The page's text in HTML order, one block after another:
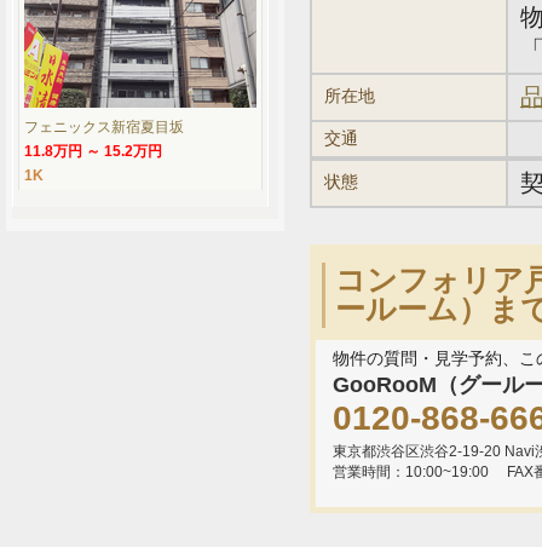
所在地
交通
状態
コンフォリア
ールーム）ま
物件の質問・見学予約、
GooRooM（グール
0120-868-
東京都渋谷区渋谷2-19-20 Navi
営業時間：10:00~19:00
FAX
フェニックス新宿夏目坂
11.8万円 ～ 15.2万円
1K